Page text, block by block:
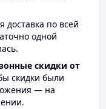
доставка по всей
одной
скидки от
скидки были
— на